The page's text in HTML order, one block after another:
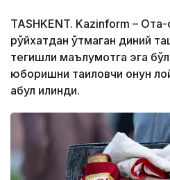
TASHKENT. Kazinform –
рўйхатдан ўтмаган диний
тегишли маълумотга эга
юборишни тақиқловчи қонун
қабул қилинди.